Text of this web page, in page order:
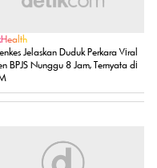
Jelaskan Duduk Perkara Viral
BPJS Nunggu 8 Jam, Ternyata di